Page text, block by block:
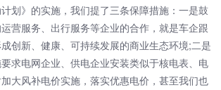
》的实施，我们提了三条保障措施：一是鼓
营服务、出行服务等企业的合作，就是车企跟
创新、健康、可持续发展的商业生态环境;二是
求电网企业、供电企业安装类似于核电表、电
大风补电价实施，落实优惠电价，甚至我们也